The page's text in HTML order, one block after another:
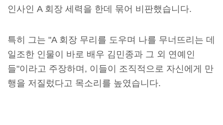
인사인 A 회장 세력을 한데 묶어 비판했습니다.
특히 그는 "A 회장 무리를 도우며 나를 무너뜨리는 데
일조한 인물이 바로 배우 김민종과 그 외 연예인
들"이라고 주장하며, 이들이 조직적으로 자신에게 만
행을 저질렀다고 목소리를 높였습니다.